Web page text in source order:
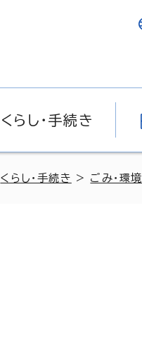
くらし・手続き
くらし・手続き > ごみ・環境